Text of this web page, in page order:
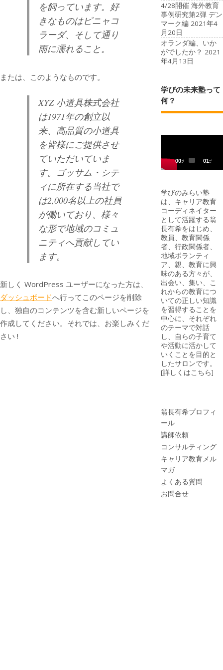
を飼っています。好
きなものはピニャコ
ラーダ、そして通り
雨に濡れること。
または、このようなものです。
XYZ 小道具株式会社
は1971年の創立以
来、高品質の小道具
を皆様にご提供させ
ていただいていま
す。ゴッサム・シテ
ィに所在する当社で
は2,000名以上の社員
が働いており、様々
な形で地域のコミュ
ニティへ貢献してい
ます。
新しく WordPress ユーザーになった方は、
ダッシュボードへ行ってこのページを削除
し、独自のコンテンツを含む新しいページを
作成してください。それでは、お楽しみくだ
さい !
4/28開催 海外教育
事例研究第2弾 デン
マーク編2021年4
月20日
オランダ編、いか
がでしたか？ 2021
年4月13日
学びの未来塾って
何？
レ
ヤ
ー
00:00 01:50
学びのみらい塾
は、キャリア教育
コーディネイター
として活躍する翁
長有希をはじめ、
教員、教育関係
者、行政関係者、
地域ボランティ
ア、親、教育に興
味のある方々が、
出会い、集い、こ
れからの教育につ
いての正しい知識
を習得することを
中心に、それぞれ
のテーマで対話
し、自らの子育て
や活動に活かして
いくことを目的と
したサロンです。
[詳しくはこちら]
翁長有希プロフィ
ール
講師依頼
コンサルティング
キャリア教育メル
マガ
よくある質問
お問合せ